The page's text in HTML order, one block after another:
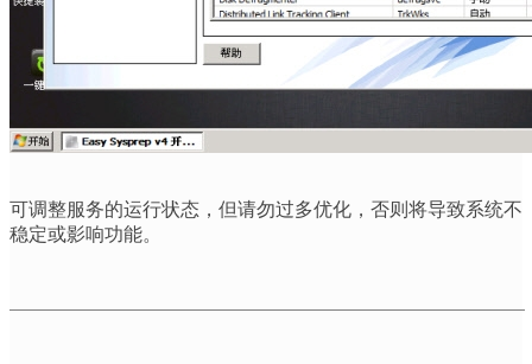
可调整服务的运行状态，但请勿过多优化，否则将导致系统不
稳定或影响功能。